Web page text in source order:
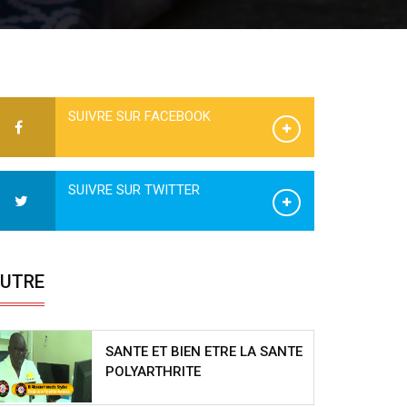
SUIVRE SUR FACEBOOK
SUIVRE SUR TWITTER
SANTE ET BIEN ETRE LA SANTE
POLYARTHRITE